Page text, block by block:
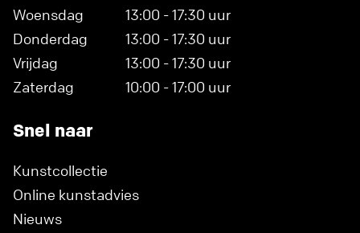
Woensdag
13:00 - 17:30 uur
Donderdag
13:00 - 17:30 uur
Vrijdag
13:00 - 17:30 uur
Zaterdag
10:00 - 17:00 uur
Snel naar
Kunstcollectie
Online kunstadvies
Nieuws